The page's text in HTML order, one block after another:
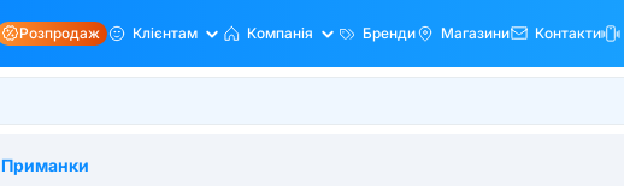
Розпродаж Клієнтам Компанія Бренди Магазини Контакти
Приманки